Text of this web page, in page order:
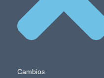
Cambios